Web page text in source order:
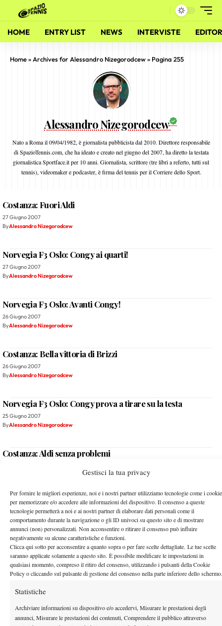
Gestisci la tua privacy
Per fornire le migliori esperienze, noi e i nostri partner utilizziamo tecnologie come i cookie
per memorizzare e/o accedere alle informazioni del dispositivo. Il consenso a queste
tecnologie permetterà a noi e ai nostri partner di elaborare dati personali come il
comportamento durante la navigazione o gli ID univoci su questo sito e di mostrare
annunci (non) personalizzati. Non acconsentire o ritirare il consenso può influire
negativamente su alcune caratteristiche e funzioni.
Clicca qui sotto per acconsentire a quanto sopra o per fare scelte dettagliate. Le tue scelte
saranno applicate solamente a questo sito. È possibile modificare le impostazioni in
qualsiasi momento, compreso il ritiro del consenso, utilizzando i pulsanti della Cookie
Policy o cliccando sul pulsante di gestione del consenso nella parte inferiore dello schermo.
Statistiche
Archiviare informazioni su dispositivo e/o accedervi, Misurare le prestazioni degli
annunci, Misurare le prestazioni dei contenuti, Comprendere il pubblico attraverso
HOME ENTRY LIST NEWS INTERVISTE
Home» Archives for Alessandro Nizegorodcew» Pagina 255
Alessandro Nizegorodcew
Nato a Roma il 09/04/1982, è giornalista pubblicista dal 2010. Direttore responsabile
di SpazioTennis.com, che ha ideato e creato nel giugno del 2007, ha diretto la testata
giornalistica Sportface.it per 10 anni. Giornalista, scrittore (tre libri a referto, tutti sul
tennis), videomaker e podcaster, è firma del tennis per il Corriere dello Sport.
Costanza: Fuori Aldi
27 Giugno 2007
ByAlessandro Nizegorodcew
Norvegia F3 Oslo: Congy ai quarti!
27 Giugno 2007
ByAlessandro Nizegorodcew
Norvegia F3 Oslo: Avanti Congy!
26 Giugno 2007
ByAlessandro Nizegorodcew
Costanza: Bella vittoria di Brizzi
26 Giugno 2007
ByAlessandro Nizegorodcew
Norvegia F3 Oslo: Congy prova a tirare su la testa
25 Giugno 2007
ByAlessandro Nizegorodcew
Costanza: Aldi senza problemi
Costanza: Subito fuori Ianni
25 Giugno 2007
Alessandro Nizegorodcew
Reggio Emilia Qualificazioni: Cade anche Naso
25 Giugno 2007
Alessandro Nizegorodcew
25 Giugno 2007
Alessandro Nizegorodcew